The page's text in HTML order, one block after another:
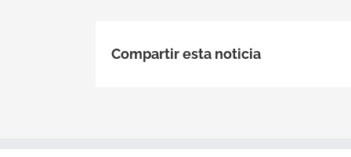
Compartir esta noticia